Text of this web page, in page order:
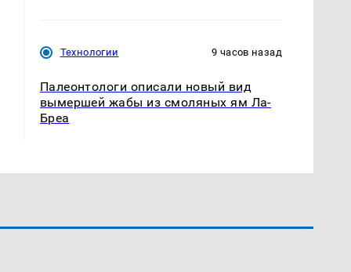
Технологии 9 часов назад
Палеонтологи описали новый вид
вымершей жабы из смоляных ям Ла-
Бреа